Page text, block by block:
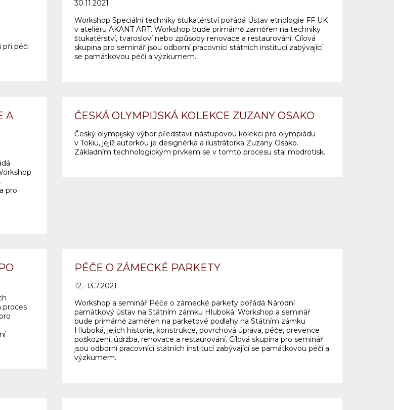
při péči
30.11.2021
Workshop Speciální techniky štukatérství pořádá Ústav etnologie FF UK
v ateliéru AKANT ART. Workshop bude primárně zaměřen na techniky
štukatérství, tvarosloví nebo způsoby renovace a restaurování. Cílová
skupina pro seminář jsou odborní pracovníci státních institucí zabývající
se památkovou péčí a výzkumem.
A
pro
ČESKÁ OLYMPIJSKÁ KOLEKCE ZUZANY OSAKO
Český olympijský výbor představil nástupovou kolekci pro olympiádu
v Tokiu, jejíž autorkou je designérka a ilustrátorka Zuzany Osako.
Základním technologickým prvkem se v tomto procesu stal modrotisk.
proces
PÉČE O ZÁMECKÉ PARKETY
12.–13.7.2021
Workshop a seminář Péče o zámecké parkety pořádá Národní
památkový ústav na Státním zámku Hluboká. Workshop a seminář
bude primárně zaměřen na parketové podlahy na Státním zámku
Hluboká, jejich historie, konstrukce, povrchová úprava, péče, prevence
poškození, údržba, renovace a restaurování. Cílová skupina pro seminář
jsou odborní pracovníci státních institucí zabývající se památkovou péčí a
výzkumem.